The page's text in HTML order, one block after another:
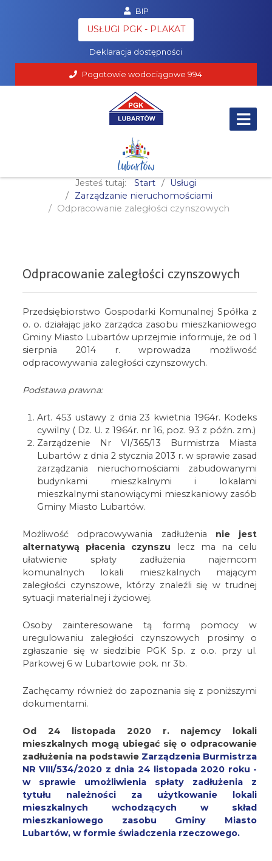
BIP
Poczta
Deklaracja dostępności
Pogotowie wodociągowe 994
Jesteś tutaj: Start
Usługi
Zarządzanie nieruchomościami
Odpracowanie zaległości czynszowych
Odpracowanie zaległości czynszowych
Przedsiębiorstwo Gospodarki Komunalnej Spółka z
o. o. działając jako zarządca zasobu mieszkaniowego
Gminy Miasto Lubartów uprzejmie informuje, że od 1
sierpnia 2014 r. wprowadza możliwość
odpracowywania zaległości czynszowych.
Podstawa prawna:
Art. 453 ustawy z dnia 23 kwietnia 1964r. Kodeks
cywilny ( Dz. U. z 1964r. nr 16, poz. 93 z późn. zm.)
Zarządzenie Nr VI/365/13 Burmistrza Miasta
Lubartów z dnia 2 stycznia 2013 r. w sprawie zasad
zarządzania nieruchomościami zabudowanymi
budynkami mieszkalnymi i lokalami
mieszkalnymi stanowiącymi mieszkaniowy zasób
Gminy Miasto Lubartów.
Możliwość odpracowywania zadłużenia nie jest
alternatywą płacenia czynszu lecz ma na celu
ułatwienie spłaty zadłużenia najemcom
komunalnych lokali mieszkalnych mającym
zaległości czynszowe, którzy znaleźli się w trudnej
sytuacji materialnej i życiowej.
Osoby zainteresowane tą formą pomocy w
uregulowaniu zaległości czynszowych prosimy o
zgłaszanie się w siedzibie PGK Sp. z o.o. przy ul.
Parkowej 6 w Lubartowie pok. nr 3b.
Zachęcamy również do zapoznania się z poniższymi
dokumentami.
Od 24 listopada 2020 r. najemcy lokali
mieszkalnych mogą ubiegać się o odpracowanie
zadłużenia na podstawie Zarządzenia Burmistrza
NR VIII/534/2020 z dnia 24 listopada 2020 roku -
w sprawie umożliwienia spłaty zadłużenia z
tytułu należności za użytkowanie lokali
mieszkalnych wchodzących w skład
mieszkaniowego zasobu Gminy Miasto
Lubartów, w formie świadczenia rzeczowego.
USŁUGI PGK - PLAKAT